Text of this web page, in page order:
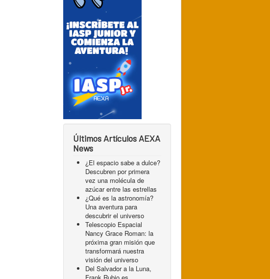
Últimos Artículos AEXA
News
¿El espacio sabe a dulce?
Descubren por primera
vez una molécula de
azúcar entre las estrellas
¿Qué es la astronomía?
Una aventura para
descubrir el universo
Telescopio Espacial
Nancy Grace Roman: la
próxima gran misión que
transformará nuestra
visión del universo
Del Salvador a la Luna,